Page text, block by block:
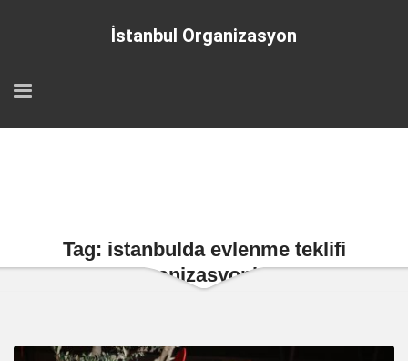
İstanbul Organizasyon
Tag: istanbulda evlenme teklifi
organizasyonları